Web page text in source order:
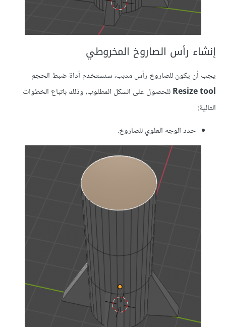
إنشاء رأس الصاروخ المخروطي
يجب أن يكون للصاروخ رأس مدبب، سنستخدم أداة ضبط الحجم
Resize toolللحصول على الشكل المطلوب، وذلك باتباع الخطوات
التالية:
حدد الوجه العلوي للصاروخ.